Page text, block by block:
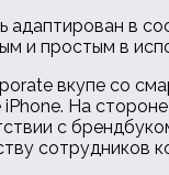
в
и простым в
вкупе со
На
с
сотрудников